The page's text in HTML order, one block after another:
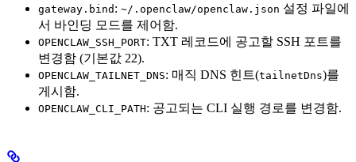
gateway.bind : ~/.openclaw/openclaw.json 설정 파일에
서 바인딩 모드를 제어함.
OPENCLAW_SSH_PORT: TXT 레코드에 공고할 SSH 포트를
변경함 (기본값 22).
OPENCLAW_TAILNET_DNS: 매직 DNS 힌트(tailnetDns)를
게시함.
OPENCLAW_CLI_PATH: 공고되는 CLI 실행 경로를 변경함.